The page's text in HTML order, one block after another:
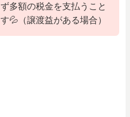
多額の税金を支払うこと
💦（譲渡益がある場合）